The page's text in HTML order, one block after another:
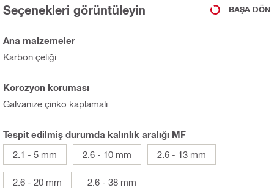
Seçenekleri görüntüleyin BAŞA DÖN
Ana malzemeler
Karbon çeliği
Korozyon koruması
Galvanize çinko kaplamalı
Tespit edilmiş durumda kalınlık aralığı MF
2.1 - 5 mm
2.6 - 10 mm 2.6 - 13 mm
2.6 - 20 mm 2.6 - 38 mm